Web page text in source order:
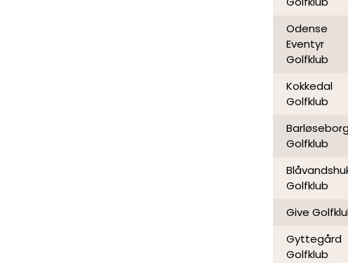
Odense
Eventyr
Golfklub
Kokkedal
Golfklub
Barløseborg
Golfklub
Golfklub
Give
Gyttegård
Golfklub